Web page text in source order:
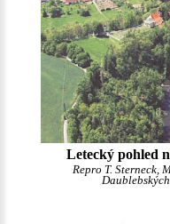
Letecký pohled
Repro T. Sterneck,